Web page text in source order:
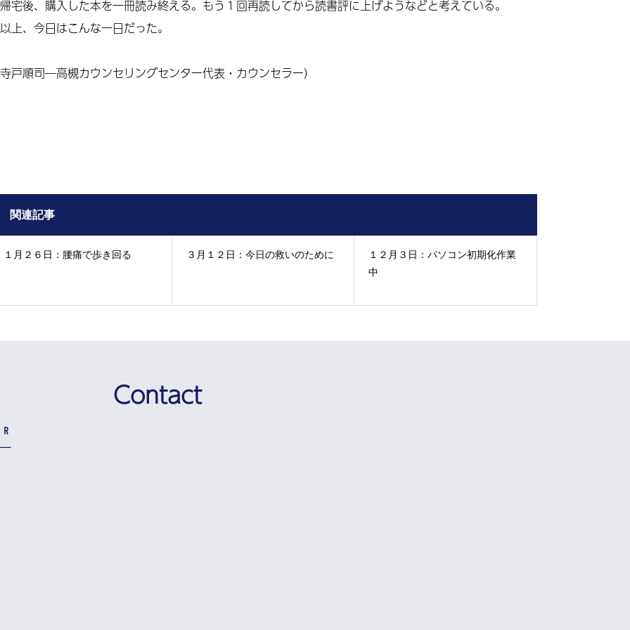
後、購入した本を一冊読み終える。もう１回再読してから読書評に上げようなどと考えている。
、今日はこんな一日だった。
戸順司―高槻カウンセリングセンター代表・カウンセラー）
関連記事
１月２６日：腰痛で歩き回る ３月１２日：今日の救いのために
１２月３日：パソコン初期化作業
中
Contact